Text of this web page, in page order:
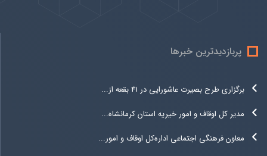
پربازدیدترین خبرها
برگزاری طرح بصیرت عاشورایی در 41 بقعه از...
مدیر کل اوقاف و امور خیریه استان کرمانشاه...
معاون فرهنگی اجتماعی اداره‌کل اوقاف و امور...